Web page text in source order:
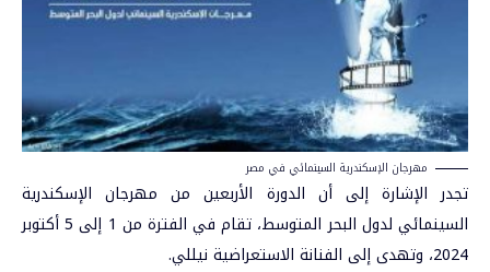
مهرجان الإسكندرية السينمائي في مصر
تجدر الإشارة إلى أن الدورة الأربعين من مهرجان الإسكندرية
السينمائي لدول البحر المتوسط، تقام في الفترة من 1 إلى 5 أكتوبر
2024، وتهدى إلى الفنانة الاستعراضية نيللي.